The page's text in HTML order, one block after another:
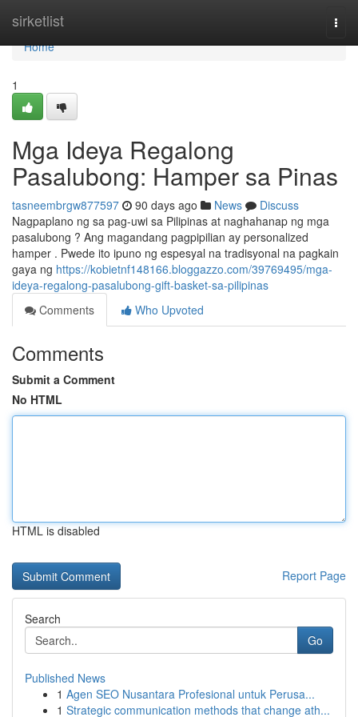
sirketlist
Home
Home
1
Mga Ideya Regalong
Pasalubong: Hamper sa Pinas
tasneembrgw877597 90 days ago News
Discuss
Nagpaplano ng sa pag-uwi sa Pilipinas at naghahanap ng mga
pasalubong ? Ang magandang pagpipilian ay personalized
hamper . Pwede ito ipuno ng espesyal na tradisyonal na pagkain
gaya ng https://kobietnf148166.bloggazzo.com/39769495/mga-
ideya-regalong-pasalubong-gift-basket-sa-pilipinas
Comments
Who Upvoted
Comments
Submit a Comment
No HTML
HTML is disabled
Report Page
Search
Go
Published News
1 Agen SEO Nusantara Profesional untuk Perusa...
1 Strategic communication methods that change ath...